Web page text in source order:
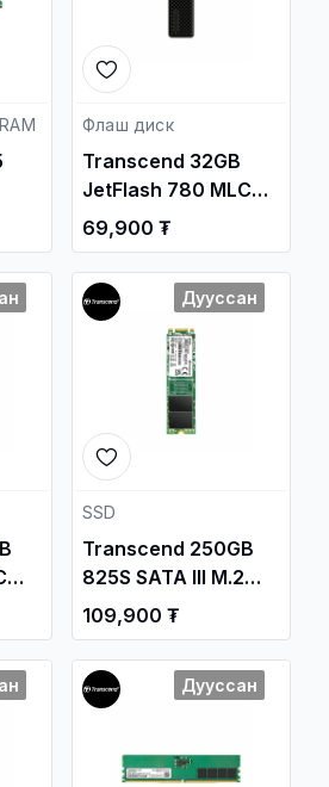
Флаш диск
Transcend 32GB
JetFlash 780 MLC
USB 3.1 Gen1 Flash
Drive /TS32GJF780/
69,900 ₮
Дууссан
SSD
Transcend 250GB
825S SATA III M.2
2280 Internal SSD
/TS250GMTS825S/
109,900 ₮
Дууссан